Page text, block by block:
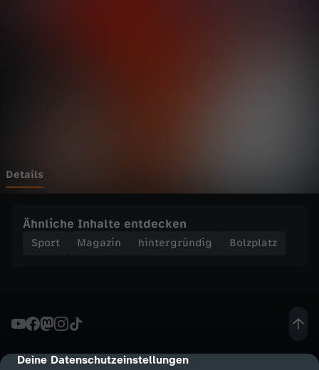
cmp-dialog-description
Deine Datenschutzeinstellungen
n
d
e
K
ö
Details
Ähnliche Inhalte entdecken
Sport Magazin hintergründig Bolzplatz